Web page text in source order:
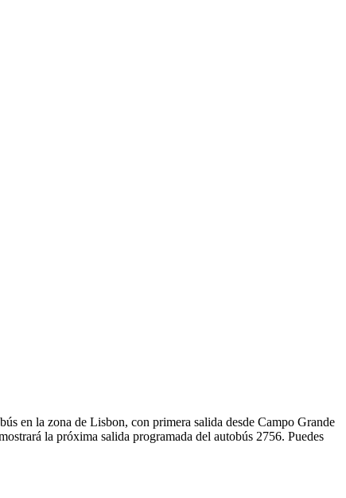
en la zona de Lisbon, con primera salida desde Campo Grande
la próxima salida programada del autobús 2756. Puedes